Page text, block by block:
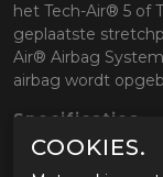
het Tech-Air® 5 of
geplaatste
Air® Airbag
airbag wordt
Specificaties
3L softshell
COOKIES.